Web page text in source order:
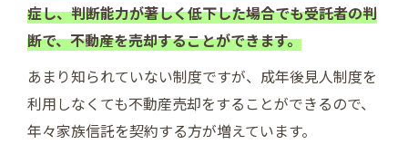
症し、判断能力が著しく低下した場合でも受託者の判
断で、不動産を売却することができます。
あまり知られていない制度ですが、成年後見人制度を
利用しなくても不動産売却をすることができるので、
年々家族信託を契約する方が増えています。